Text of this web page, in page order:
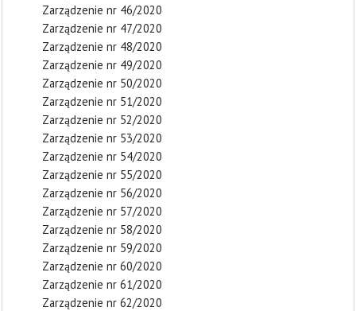
Zarządzenie nr 46/2020
Zarządzenie nr 47/2020
Zarządzenie nr 48/2020
Zarządzenie nr 49/2020
Zarządzenie nr 50/2020
Zarządzenie nr 51/2020
Zarządzenie nr 52/2020
Zarządzenie nr 53/2020
Zarządzenie nr 54/2020
Zarządzenie nr 55/2020
Zarządzenie nr 56/2020
Zarządzenie nr 57/2020
Zarządzenie nr 58/2020
Zarządzenie nr 59/2020
Zarządzenie nr 60/2020
Zarządzenie nr 61/2020
Zarządzenie nr 62/2020